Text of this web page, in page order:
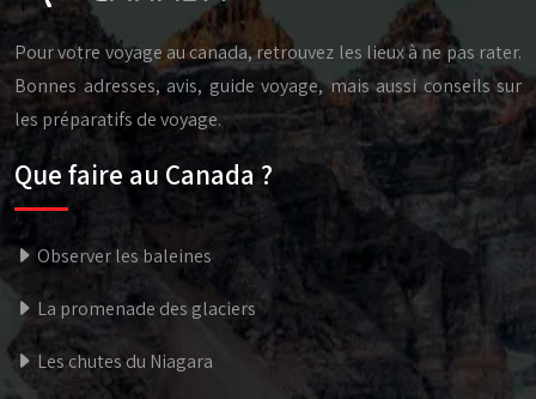
Pour votre voyage au canada, retrouvez les lieux à ne pas rater.
Bonnes adresses, avis, guide voyage, mais aussi conseils sur
les préparatifs de voyage.
Que faire au Canada ?
Observer les baleines
La promenade des glaciers
Les chutes du Niagara